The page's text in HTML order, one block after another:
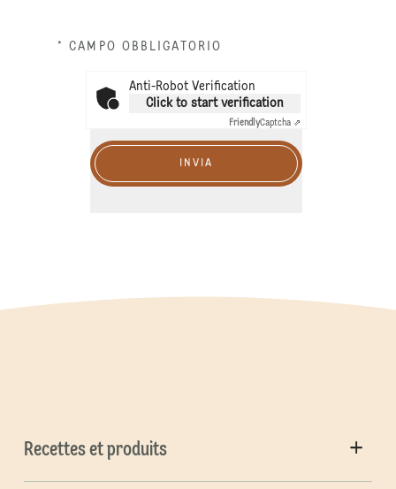
* CAMPO OBBLIGATORIO
Anti-Robot Verification
Click to start verification
FriendlyCaptcha ⇗
INVIA
Recettes et produits